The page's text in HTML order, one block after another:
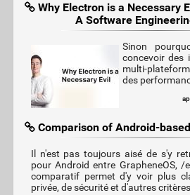
Why Electron is a Necessary
A Software
Sinon
concevoir des
multi-
des
Comparison of Android-
Il n'est pas toujours aisé de s'y
pour Android entre GrapheneOS, /
comparatif permet d'y voir plus
privée, de sécurité et d'autres